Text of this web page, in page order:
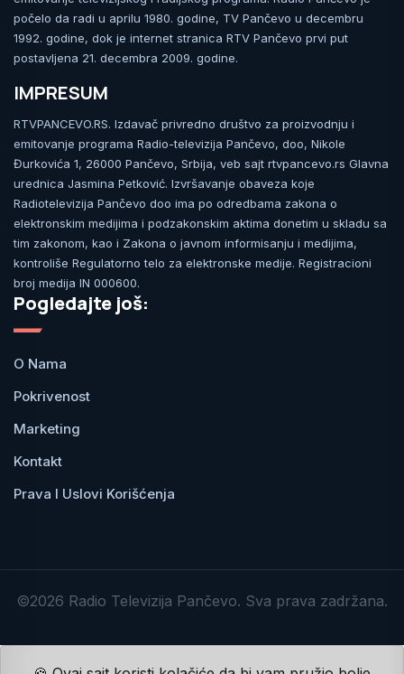
počelo da radi u aprilu 1980. godine, TV Pančevo u decembru
1992. godine, dok je internet stranica RTV Pančevo prvi put
postavljena 21. decembra 2009. godine.
IMPRESUM
RTVPANCEVO.RS. Izdavač privredno društvo za proizvodnju i
emitovanje programa Radio-televizija Pančevo, doo, Nikole
Đurkovića 1, 26000 Pančevo, Srbija, veb sajt rtvpancevo.rs Glavna
urednica Jasmina Petković. Izvršavanje obaveza koje
Radiotelevizija Pančevo doo ima po odredbama zakona o
elektronskim medijima i podzakonskim aktima donetim u skladu sa
tim zakonom, kao i Zakona o javnom informisanju i medijima,
kontroliše Regulatorno telo za elektronske medije. Registracioni
broj medija IN 000600.
Pogledajte još:
O Nama
Pokrivenost
Marketing
Kontakt
Prava I Uslovi Korišćenja
©2026 Radio Televizija Pančevo. Sva prava zadržana.